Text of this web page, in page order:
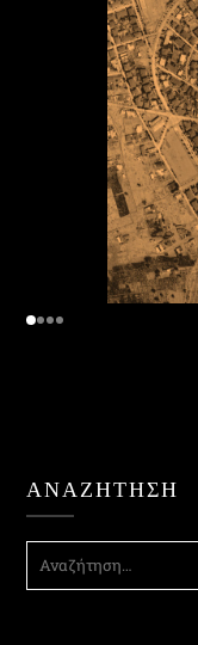
ΑΝΑΖΉΤΗΣΗ
ΑΝΑΖΉΤΗΣΗ
ΓΙΑ: